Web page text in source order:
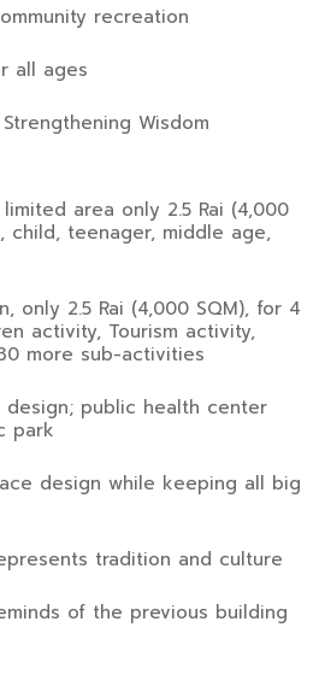
recreation
all ages
Wisdom
area only 2.5 Rai (4,000
child, teenager, middle age,
only 2.5 Rai (4,000 SQM), for 4
activity, Tourism activity,
more sub-activities
design; public health center
park
design while keeping all big
tradition and culture
of the previous building